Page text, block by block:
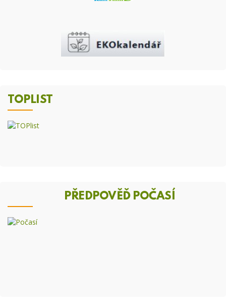
TOPLIST
PŘEDPOVĚĎ POČASÍ